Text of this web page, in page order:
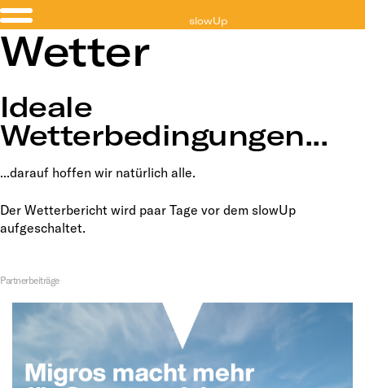
slowUp
Wetter
Ideale
Wetterbedingungen...
...darauf hoffen wir natürlich alle.
Der Wetterbericht wird paar Tage vor dem slowUp
aufgeschaltet.
Partnerbeiträge